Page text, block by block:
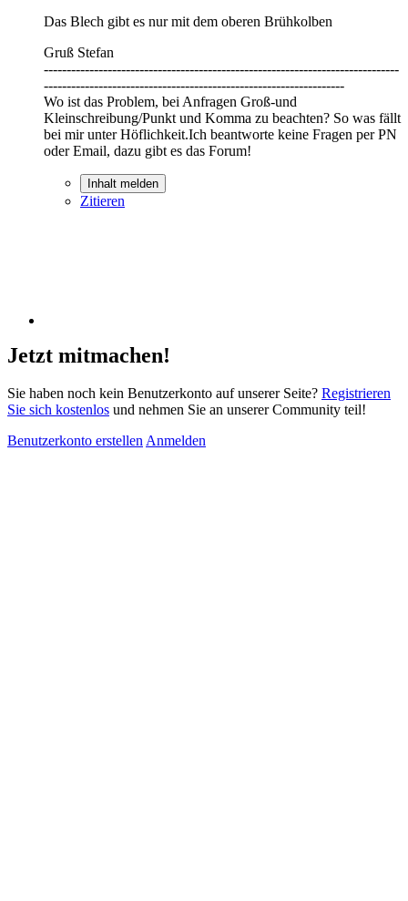
Das Blech gibt es nur mit dem oberen Brühkolben
Gruß Stefan
------------------------------------------------------------------------------
------------------------------------------------------------------
Wo ist das Problem, bei Anfragen Groß-und
Kleinschreibung/Punkt und Komma zu beachten? So was fällt
bei mir unter Höflichkeit.Ich beantworte keine Fragen per PN
oder Email, dazu gibt es das Forum!
Inhalt melden
Zitieren
Jetzt mitmachen!
Sie haben noch kein Benutzerkonto auf unserer Seite? Registrieren
Sie sich kostenlos und nehmen Sie an unserer Community teil!
Benutzerkonto erstellenAnmelden